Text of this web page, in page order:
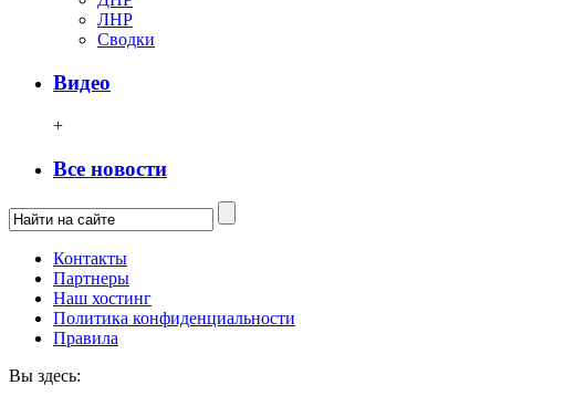
ЛНР
Сводки
Видео
+
Все новости
Контакты
Партнеры
Наш хостинг
Политика конфиденциальности
Правила
Вы здесь: